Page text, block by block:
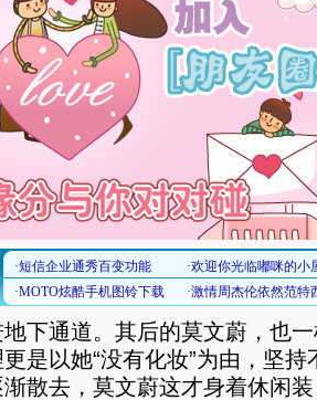
下通道。其后的莫文蔚，也
更是以她“没有化妆”为由，坚
散去，莫文蔚这才身着休闲